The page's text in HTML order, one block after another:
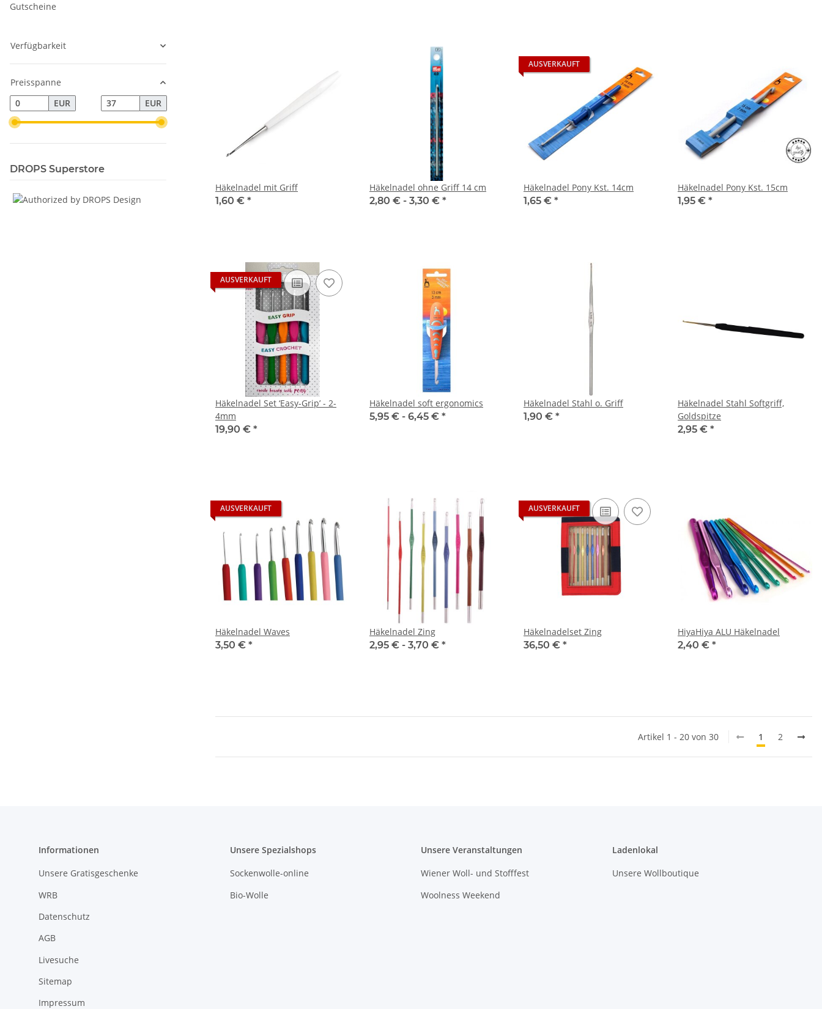
Häkelnadel mit Griff
1,60 € *
Häkelnadel ohne Griff 14 cm
2,80 € - 3,30 € *
AUSVERKAUFT
Häkelnadel Pony Kst. 14cm
1,65 € *
Häkelnadel Pony Kst. 15cm
1,95 € *
AUSVERKAUFT
Häkelnadel Set ‘Easy-Grip’ - 2-
4mm
19,90 € *
Häkelnadel soft ergonomics
5,95 € - 6,45 € *
Häkelnadel Stahl o. Griff
1,90 € *
Häkelnadel Stahl Softgriff,
Goldspitze
2,95 € *
AUSVERKAUFT
Häkelnadel Waves
3,50 € *
Häkelnadel Zing
2,95 € - 3,70 € *
AUSVERKAUFT
Häkelnadelset Zing
36,50 € *
HiyaHiya ALU Häkelnadel
2,40 € *
Artikel 1 - 20 von 30 1 2
Gutscheine
Verfügbarkeit
Preisspanne
EUR
EUR
DROPS Superstore
Informationen
Unsere Gratisgeschenke
WRB
Datenschutz
AGB
Livesuche
Sitemap
Impressum
Unsere Spezialshops
Sockenwolle-online
Bio-Wolle
Unsere Veranstaltungen
Wiener Woll- und Stofffest
Woolness Weekend
Ladenlokal
Unsere Wollboutique